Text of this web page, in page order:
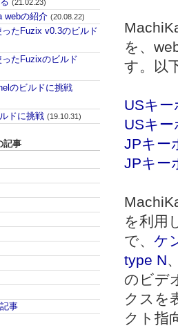
を、
す。以
USキ
USキ
JPキー
JPキー
を利用
で、 ケ
type N
のビデ
クスを
クト指
(21.02.23)
webの紹介 (20.08.22)
たFuzix v0.3のビルド
たFuzixのビルド
のビルドに挑戦
ドに挑戦 (19.10.31)
記事
事